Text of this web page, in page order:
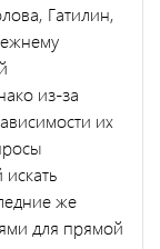
Гатилин,
из-за
их
же
для прямой